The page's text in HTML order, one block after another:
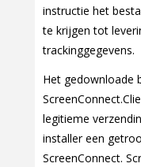
instructie het
te krijgen tot
trackinggegevens.
Het gedownloade
legitieme
installer een
ScreenConnect.